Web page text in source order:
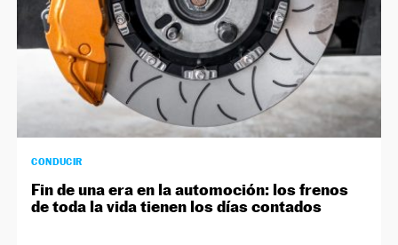
CONDUCIR
Fin de una era en la automoción: los frenos
de toda la vida tienen los días contados